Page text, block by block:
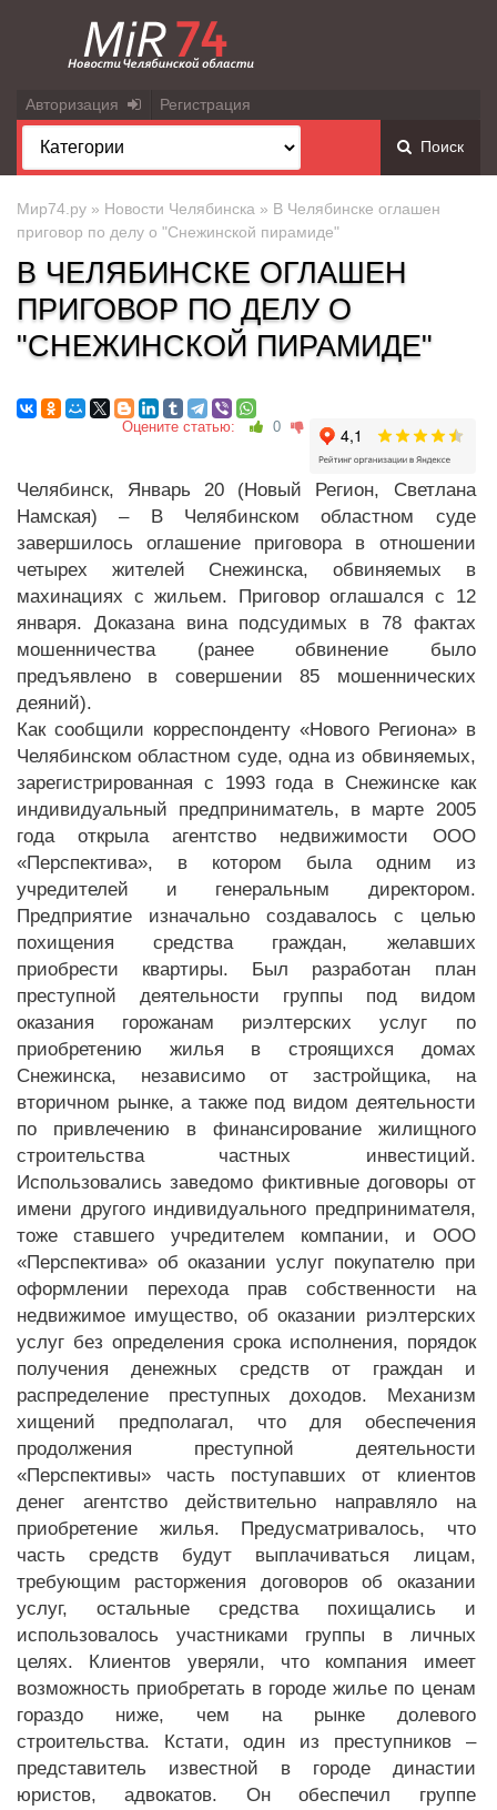
Авторизация Регистрация
Поиск
Мир74.ру » Новости Челябинска » В Челябинске оглашен
приговор по делу о "Снежинской пирамиде"
В ЧЕЛЯБИНСКЕ ОГЛАШЕН
ПРИГОВОР ПО ДЕЛУ О
"СНЕЖИНСКОЙ ПИРАМИДЕ"
Оцените статью: 0
Челябинск, Январь 20 (Новый Регион, Светлана
Намская) – В Челябинском областном суде
завершилось оглашение приговора в отношении
четырех жителей Снежинска, обвиняемых в
махинациях с жильем. Приговор оглашался с 12
января. Доказана вина подсудимых в 78 фактах
мошенничества (ранее обвинение было
предъявлено в совершении 85 мошеннических
деяний).
Как сообщили корреспонденту «Нового Региона» в
Челябинском областном суде, одна из обвиняемых,
зарегистрированная с 1993 года в Снежинске как
индивидуальный предприниматель, в марте 2005
года открыла агентство недвижимости ООО
«Перспектива», в котором была одним из
учредителей и генеральным директором.
Предприятие изначально создавалось с целью
похищения средства граждан, желавших
приобрести квартиры. Был разработан план
преступной деятельности группы под видом
оказания горожанам риэлтерских услуг по
приобретению жилья в строящихся домах
Снежинска, независимо от застройщика, на
вторичном рынке, а также под видом деятельности
по привлечению в финансирование жилищного
строительства частных инвестиций.
Использовались заведомо фиктивные договоры от
имени другого индивидуального предпринимателя,
тоже ставшего учредителем компании, и ООО
«Перспектива» об оказании услуг покупателю при
оформлении перехода прав собственности на
недвижимое имущество, об оказании риэлтерских
услуг без определения срока исполнения, порядок
получения денежных средств от граждан и
распределение преступных доходов. Механизм
хищений предполагал, что для обеспечения
продолжения преступной деятельности
«Перспективы» часть поступавших от клиентов
денег агентство действительно направляло на
приобретение жилья. Предусматривалось, что
часть средств будут выплачиваться лицам,
требующим расторжения договоров об оказании
услуг, остальные средства похищались и
использовалось участниками группы в личных
целях. Клиентов уверяли, что компания имеет
возможность приобретать в городе жилье по ценам
гораздо ниже, чем на рынке долевого
строительства. Кстати, один из преступников –
представитель известной в городе династии
юристов, адвокатов. Он обеспечил группе